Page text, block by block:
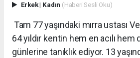
Erkek| Kadın (Haberi Sesli Oku)
Tam 77 yaşındaki mırra ustası
64 yıldır kentin hem en acılı
günlerine tanıklık ediyor. 13